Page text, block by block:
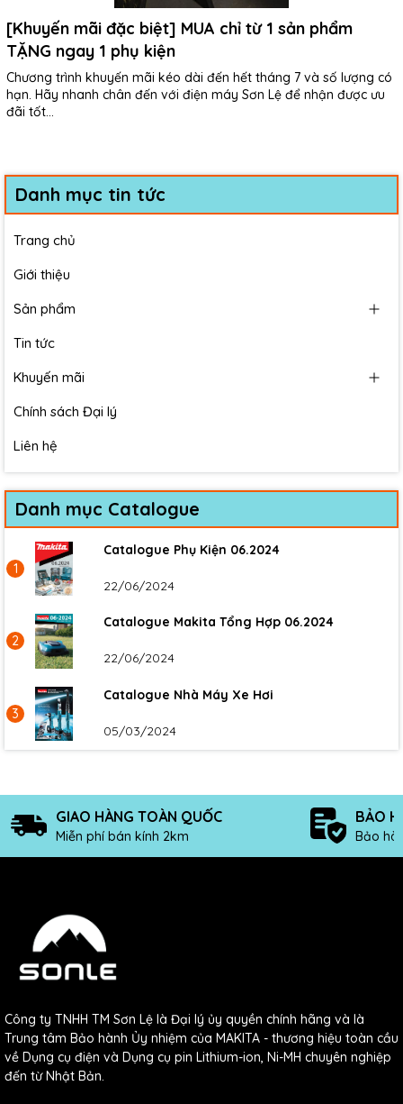
[Khuyến mãi đặc biệt] MUA chỉ từ 1 sản phẩm
TẶNG ngay 1 phụ kiện
Chương trình khuyến mãi kéo dài đến hết tháng 7 và số lượng có
hạn. Hãy nhanh chân đến với điện máy Sơn Lệ để nhận được ưu
đãi tốt...
Danh mục tin tức
Trang chủ
Giới thiệu
Sản phẩm
Tin tức
Khuyến mãi
Chính sách Đại lý
Liên hệ
Danh mục Catalogue
1
Catalogue Phụ Kiện 06.2024
22/06/2024
2
Catalogue Makita Tổng Hợp 06.2024
22/06/2024
3
Catalogue Nhà Máy Xe Hơi
05/03/2024
GIAO HÀNG TOÀN QUỐC
Miễn phí bán kính 2km
BẢO
Bảo
Công ty TNHH TM Sơn Lệ là Đại lý ủy quyền chính hãng và là
Trung tâm Bảo hành Ủy nhiệm của MAKITA - thương hiệu toàn cầu
về Dụng cụ điện và Dụng cụ pin Lithium-ion, Ni-MH chuyên nghiệp
đến từ Nhật Bản.